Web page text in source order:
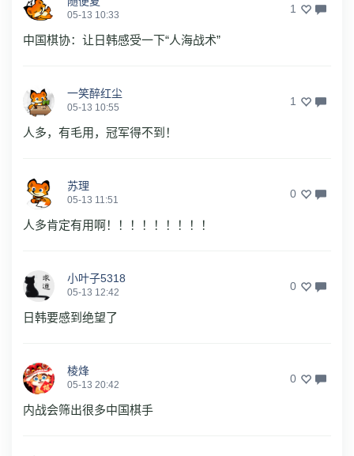
05-13 10:33 1
中国棋协：让日韩感受一下“人海战术”
一笑醉红尘
05-13 10:55 1
人多，有毛用，冠军得不到！
苏理
05-13 11:51 0
人多肯定有用啊！！！！！！！！！
小叶子5318
05-13 12:42 0
日韩要感到绝望了
棱烽
05-13 20:42 0
内战会筛出很多中国棋手